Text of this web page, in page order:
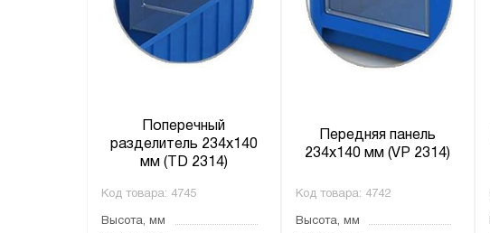
Поперечный
разделитель 234х140
мм (TD 2314)
Код товара: 4745
Высота, мм
Передняя панель
234х140 мм (VP 2314)
Код товара: 4742
Высота, мм